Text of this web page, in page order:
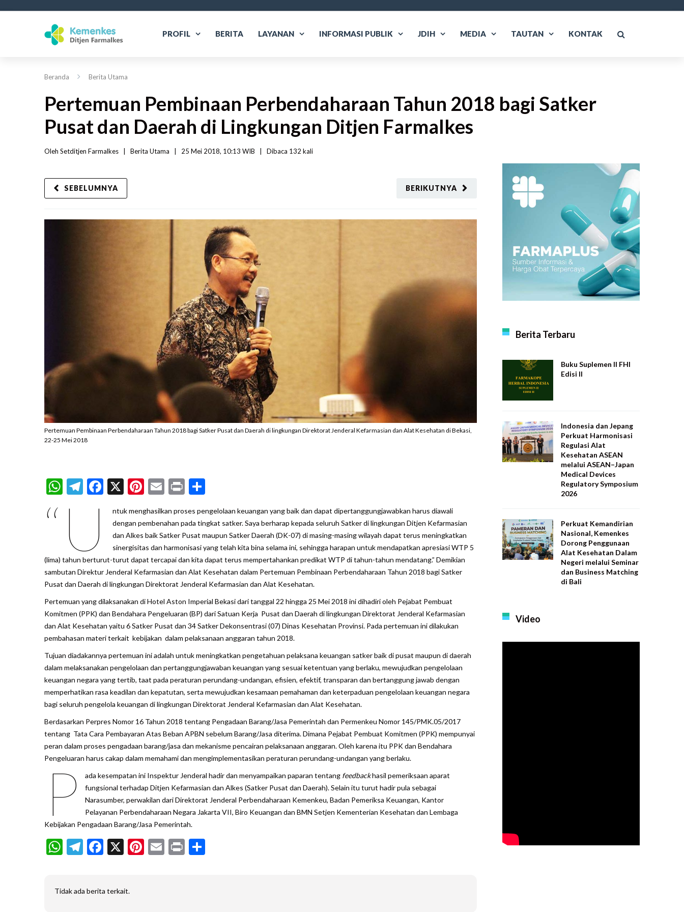
PROFIL BERITA LAYANAN INFORMASI PUBLIK JDIH MEDIA TAUTAN KONTAK
Beranda Berita Utama
Pertemuan Pembinaan Perbendaharaan Tahun 2018 bagi Satker
Pusat dan Daerah di Lingkungan Ditjen Farmalkes
Oleh Setditjen Farmalkes Berita Utama 25 Mei 2018, 10:13 WIB Dibaca 132 kali
BERIKUTNYA
SEBELUMNYA
Pertemuan Pembinaan Perbendaharaan Tahun 2018 bagi Satker Pusat dan Daerah di lingkungan Direktorat Jenderal Kefarmasian dan Alat Kesehatan di Bekasi,
22-25 Mei 2018
WhatsApp
Telegram
Facebook
X Pinterest
Email
Print
“U
ntuk menghasilkan proses pengelolaan keuangan yang baik dan dapat dipertanggungjawabkan harus diawali
dengan pembenahan pada tingkat satker. Saya berharap kepada seluruh Satker di lingkungan Ditjen Kefarmasian
dan Alkes baik Satker Pusat maupun Satker Daerah (DK-07) di masing-masing wilayah dapat terus meningkatkan
sinergisitas dan harmonisasi yang telah kita bina selama ini, sehingga harapan untuk mendapatkan apresiasi WTP 5
(lima) tahun berturut-turut dapat tercapai dan kita dapat terus mempertahankan predikat WTP di tahun-tahun mendatang.” Demikian
sambutan Direktur Jenderal Kefarmasian dan Alat Kesehatan dalam Pertemuan Pembinaan Perbendaharaan Tahun 2018 bagi Satker
Pusat dan Daerah di lingkungan Direktorat Jenderal Kefarmasian dan Alat Kesehatan.
Pertemuan yang dilaksanakan di Hotel Aston Imperial Bekasi dari tanggal 22 hingga 25 Mei 2018 ini dihadiri oleh Pejabat Pembuat
Komitmen (PPK) dan Bendahara Pengeluaran (BP) dari Satuan Kerja Pusat dan Daerah di lingkungan Direktorat Jenderal Kefarmasian
dan Alat Kesehatan yaitu 6 Satker Pusat dan 34 Satker Dekonsentrasi (07) Dinas Kesehatan Provinsi. Pada pertemuan ini dilakukan
pembahasan materi terkait kebijakan dalam pelaksanaan anggaran tahun 2018.
Tujuan diadakannya pertemuan ini adalah untuk meningkatkan pengetahuan pelaksana keuangan satker baik di pusat maupun di daerah
dalam melaksanakan pengelolaan dan pertanggungjawaban keuangan yang sesuai ketentuan yang berlaku, mewujudkan pengelolaan
keuangan negara yang tertib, taat pada peraturan perundang-undangan, efisien, efektif, transparan dan bertanggung jawab dengan
memperhatikan rasa keadilan dan kepatutan, serta mewujudkan kesamaan pemahaman dan keterpaduan pengelolaan keuangan negara
bagi seluruh pengelola keuangan di lingkungan Direktorat Jenderal Kefarmasian dan Alat Kesehatan.
Berdasarkan Perpres Nomor 16 Tahun 2018 tentang Pengadaan Barang/Jasa Pemerintah dan Permenkeu Nomor 145/PMK.05/2017
tentang Tata Cara Pembayaran Atas Beban APBN sebelum Barang/Jasa diterima. Dimana Pejabat Pembuat Komitmen (PPK) mempunyai
peran dalam proses pengadaan barang/jasa dan mekanisme pencairan pelaksanaan anggaran. Oleh karena itu PPK dan Bendahara
Pengeluaran harus cakap dalam memahami dan mengimplementasikan peraturan perundang-undangan yang berlaku.
P ada kesempatan ini Inspektur Jenderal hadir dan menyampaikan paparan tentang feedbackhasil pemeriksaan aparat
fungsional terhadap Ditjen Kefarmasian dan Alkes (Satker Pusat dan Daerah). Selain itu turut hadir pula sebagai
Narasumber, perwakilan dari Direktorat Jenderal Perbendaharaan Kemenkeu, Badan Pemeriksa Keuangan, Kantor
Pelayanan Perbendaharaan Negara Jakarta VII, Biro Keuangan dan BMN Setjen Kementerian Kesehatan dan Lembaga
Kebijakan Pengadaan Barang/Jasa Pemerintah.
WhatsApp
Telegram
Facebook
X Pinterest
Email
Print
Tidak ada berita terkait.
Berita Terbaru
Buku Suplemen II FHI
Edisi II
Indonesia dan Jepang
Perkuat Harmonisasi
Regulasi Alat
Kesehatan ASEAN
melalui ASEAN–Japan
Medical Devices
Regulatory Symposium
2026
Perkuat Kemandirian
Nasional, Kemenkes
Dorong Penggunaan
Alat Kesehatan Dalam
Negeri melalui Seminar
dan Business Matching
di Bali
Video